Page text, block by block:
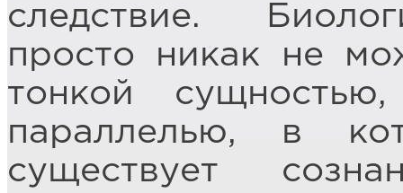
следствие.
просто никак не
тонкой
параллелью, в
существует